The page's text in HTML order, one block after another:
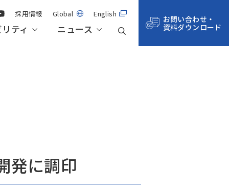
お問い合わせ・
資料ダウンロード
ティ ニュース
採用情報 Global English
発に調印